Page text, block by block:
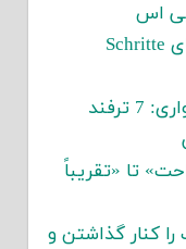
اس
دانلود رایگان مجموعه کتاب های Schritte
نورپردازی مخفی با ال ای دی نواری: 7 ترفند
تا «تقریباً
سخت را کنار گذاشتن و